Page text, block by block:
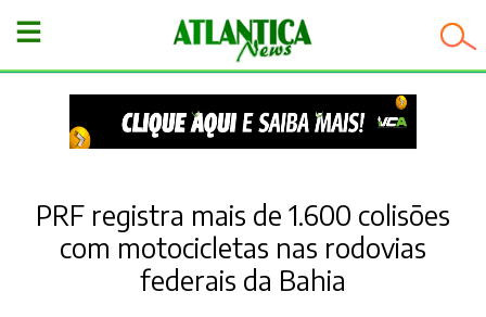
−
PRF registra mais de 1.600 colisões
com motocicletas nas rodovias
federais da Bahia